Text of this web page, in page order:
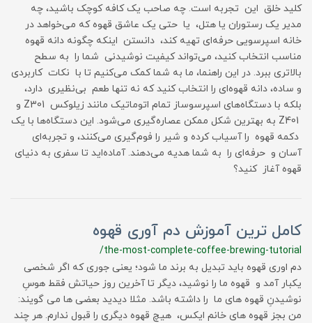
کلید خلق این تجربه است. چه صاحب یک کافه کوچک باشید، چه
مدیر یک رستوران یا هتل، یا حتی یک عاشق قهوه که می‌خواهد در
خانه اسپرسویی حرفه‌ای تهیه کند، دانستن اینکه چگونه دانه قهوه
مناسب انتخاب کنید، می‌تواند کیفیت نوشیدنی شما را به سطح
بالاتری ببرد. در این راهنما، ما به شما کمک می‌کنیم تا با نکات کاربردی
و ساده، دانه قهوه‌ای را انتخاب کنید که نه تنها طعم بی‌نظیری دارد،
بلکه با دستگاه‌های اسپرسوساز تمام اتوماتیک مانند زیلوکس Z301 و
Z401 به بهترین شکل ممکن عصاره‌گیری می‌شود. این دستگاه‌ها با یک
دکمه قهوه را آسیاب کرده و شیر را فوم‌گیری می‌کنند، و تجربه‌ای
آسان و حرفه‌ای را به شما هدیه می‌دهند. آماده‌اید تا سفری به دنیای
قهوه آغاز کنید؟
کامل ترین آموزش دم آوری قهوه
/the-most-complete-coffee-brewing-tutorial
دم اوری قهوه باید تبدیل به برند ما شود؛ یعنی جوری که اگر شخصی
یکبار آمد و قهوه ما را نوشید، دیگر تا آخرین روز حیاتش فقط هوسِ
نوشیدنِ قهوه های ما را داشته باشد. مثلا دیدید بعضی ها می گویند:
من بجز قهوه های خانم ایکس، هیچ قهوه دیگری را قبول ندارم. هر چند